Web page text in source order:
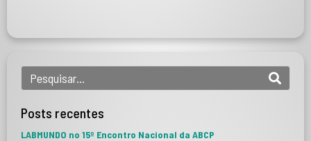
Posts recentes
LABMUNDO no 15º Encontro Nacional da ABCP